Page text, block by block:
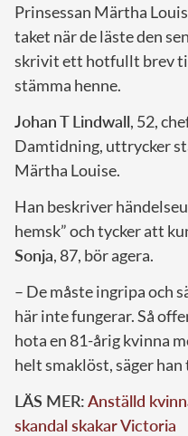
Prinsessan Märtha
taket när de läste den
skrivit ett hotfullt brev
stämma henne.
Johan T Lindwall, 52,
Damtidning, uttrycker
Märtha Louise.
Han beskriver
hemsk” och tycker att
Sonja, 87, bör agera.
– De måste ingripa och
här inte fungerar. Så
hota en 81-årig kvinna
helt smaklöst, säger han
LÄS MER:Anställd
skandal skakar Victoria